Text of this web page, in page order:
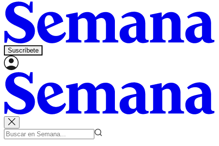
Suscríbete